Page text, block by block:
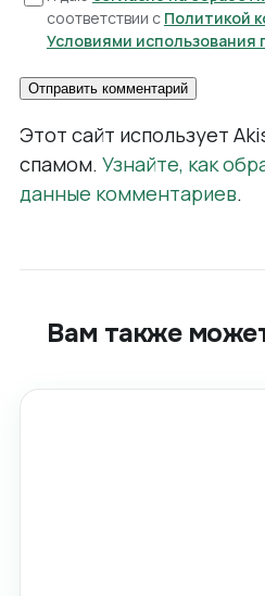
соответствии с Политикой
Условиями использования
Этот сайт использует
спамом. Узнайте, как
данные комментариев.
Вам также